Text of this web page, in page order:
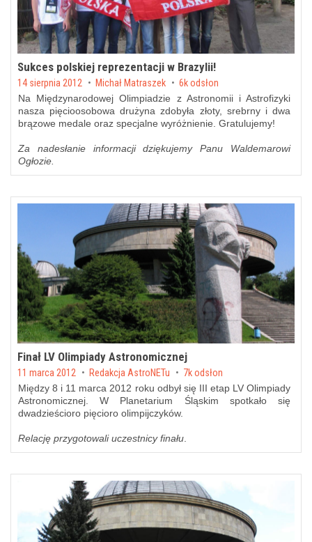
Sukces polskiej reprezentacji w Brazylii!
Posted on
14 sierpnia 2012 byMichał Matraszek 6k odsłon
Na Międzynarodowej Olimpiadzie z Astronomii i Astrofizyki
nasza pięcioosobowa drużyna zdobyła złoty, srebrny i dwa
brązowe medale oraz specjalne wyróżnienie. Gratulujemy!
Za nadesłanie informacji dziękujemy Panu Waldemarowi
Ogłozie.
Finał LV Olimpiady Astronomicznej
Posted on
11 marca 2012 by Redakcja AstroNETu 7k odsłon
Między 8 i 11 marca 2012 roku odbył się III etap LV Olimpiady
Astronomicznej. W Planetarium Śląskim spotkało się
dwadzieścioro pięcioro olimpijczyków.
Relację przygotowali uczestnicy finału.